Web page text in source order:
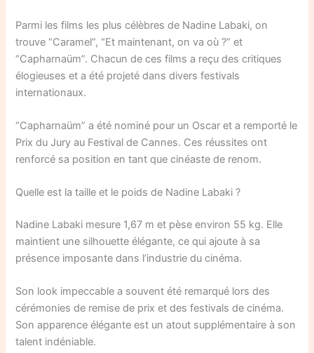
Parmi les films les plus célèbres de Nadine Labaki, on
trouve “Caramel”, “Et maintenant, on va où ?” et
“Capharnaüm”. Chacun de ces films a reçu des critiques
élogieuses et a été projeté dans divers festivals
internationaux.
“Capharnaüm” a été nominé pour un Oscar et a remporté le
Prix du Jury au Festival de Cannes. Ces réussites ont
renforcé sa position en tant que cinéaste de renom.
Quelle est la taille et le poids de Nadine Labaki ?
Nadine Labaki mesure 1,67 m et pèse environ 55 kg. Elle
maintient une silhouette élégante, ce qui ajoute à sa
présence imposante dans l’industrie du cinéma.
Son look impeccable a souvent été remarqué lors des
cérémonies de remise de prix et des festivals de cinéma.
Son apparence élégante est un atout supplémentaire à son
talent indéniable.